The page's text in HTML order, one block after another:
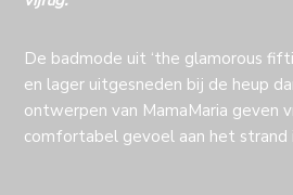
De badmode uit ‘the glamorous
en lager uitgesneden bij de heup
ontwerpen van MamaMaria geven
comfortabel gevoel aan het strand